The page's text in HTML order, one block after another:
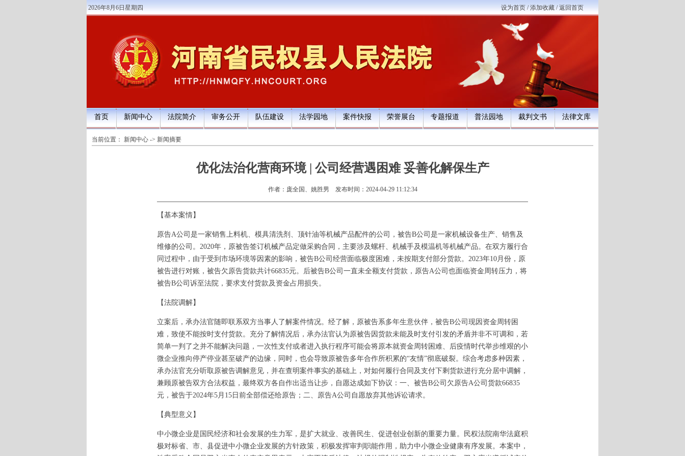
2026年8月6日星期四 设为首页/添加收藏/返回首页
首页 新闻中心 法院简介 审务公开 队伍建设 法学园地 案件快报 荣誉展台 专题报道 普法园地 裁判文书 法律文库
当前位置： 新闻中心 -> 新闻摘要
优化法治化营商环境 | 公司经营遇困难 妥善化解保生产
作者：庞全国、姚胜男 发布时间：2024-04-29 11:12:34
【基本案情】
原告A公司是一家销售上料机、模具清洗剂、顶针油等机械产品配件的公司，被告B公司是一家机械设备生产、销售及
维修的公司。2020年，原被告签订机械产品定做采购合同，主要涉及螺杆、机械手及模温机等机械产品。在双方履行合
同过程中，由于受到市场环境等因素的影响，被告B公司经营面临极度困难，未按期支付部分货款。2023年10月份，原
被告进行对账，被告欠原告货款共计66835元。后被告B公司一直未全额支付货款，原告A公司也面临资金周转压力，将
被告B公司诉至法院，要求支付货款及资金占用损失。
【法院调解】
立案后，承办法官随即联系双方当事人了解案件情况。经了解，原被告系多年生意伙伴，被告B公司现因资金周转困
难，致使不能按时支付货款。充分了解情况后，承办法官认为原被告因货款未能及时支付引发的矛盾并非不可调和，若
简单一判了之并不能解决问题，一次性支付或者进入执行程序可能会将原本就资金周转困难、后疫情时代举步维艰的小
微企业推向停产停业甚至破产的边缘，同时，也会导致原被告多年合作所积累的“友情”彻底破裂。综合考虑多种因素，
承办法官充分听取原被告调解意见，并在查明案件事实的基础上，对如何履行合同及支付下剩货款进行充分居中调解，
兼顾原被告双方合法权益，最终双方各自作出适当让步，自愿达成如下协议：一、被告B公司欠原告A公司货款66835
元，被告于2024年5月15日前全部偿还给原告；二、原告A公司自愿放弃其他诉讼请求。
【典型意义】
中小微企业是国民经济和社会发展的生力军，是扩大就业、改善民生、促进创业创新的重要力量。民权法院南华法庭积
极对标省、市、县促进中小微企业发展的方针政策，积极发挥审判职能作用，助力中小微企业健康有序发展。本案中，